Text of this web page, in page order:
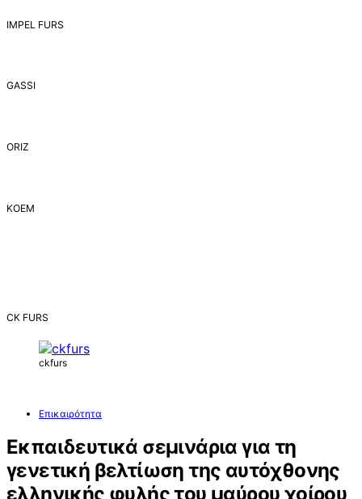
IMPEL FURS
GASSI
ORIZ
ΚΟΕΜ
CK FURS
ckfurs
Επικαιρότητα
Εκπαιδευτικά σεμινάρια για τη
γενετική βελτίωση της αυτόχθονης
ελληνικής φυλής του μαύρου χοίρου